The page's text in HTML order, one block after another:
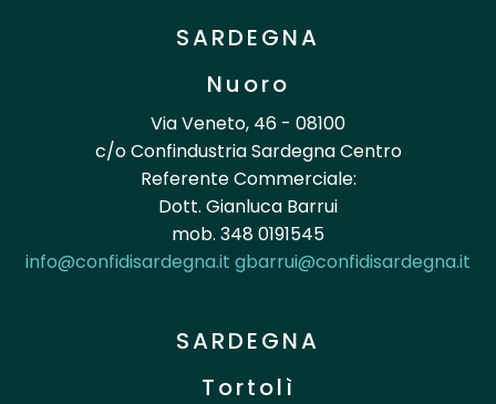
SARDEGNA
Nuoro
Via Veneto, 46 - 08100
c/o Confindustria Sardegna Centro
Referente Commerciale:
Dott. Gianluca Barrui
mob. 348 0191545
info@confidisardegna.it gbarrui@confidisardegna.it
SARDEGNA
Tortolì